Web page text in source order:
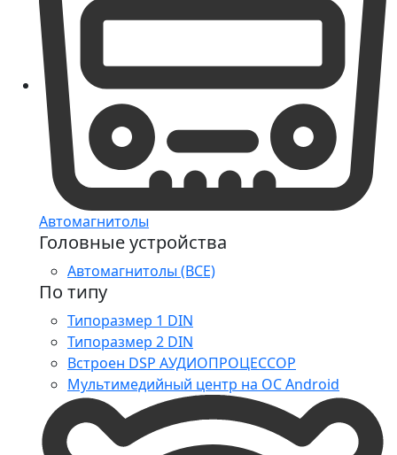
Автомагнитолы
Головные устройства
Автомагнитолы (ВСЕ)
По типу
Типоразмер 1 DIN
Типоразмер 2 DIN
Встроен DSP АУДИОПРОЦЕССОР
Мультимедийный центр на ОС Android